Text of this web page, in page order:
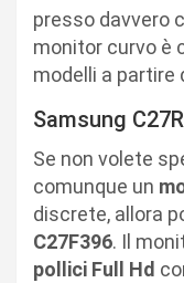
presso davvero
monitor curvo è
modelli a partire
Samsung
Se non volete
comunque un
discrete, allora
C27F396. Il
pollici Full Hd